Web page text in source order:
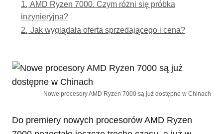
1. AMD Ryzen 7000. Czym różni się próbka
inżynieryjna?
2. Jak wyglądała oferta sprzedającego i cena?
Nowe procesory AMD Ryzen 7000 są już dostępne w Chinach
Do premiery nowych procesorów AMD Ryzen